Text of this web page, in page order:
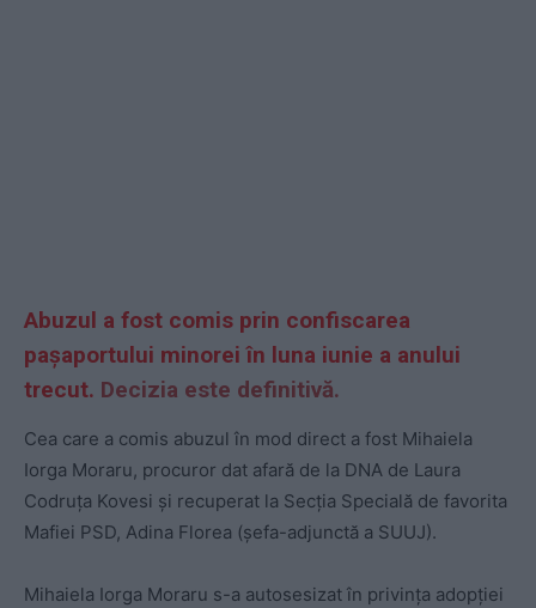
Abuzul a fost comis prin confiscarea
pașaportului minorei în luna iunie a anului
trecut. Decizia este definitivă.
Cea care a comis abuzul în mod direct a fost Mihaiela
Iorga Moraru, procuror dat afară de la DNA de Laura
Codruța Kovesi și recuperat la Secția Specială de favorita
Mafiei PSD, Adina Florea (șefa-adjunctă a SUUJ).
Mihaiela Iorga Moraru s-a autosesizat în privința adopției